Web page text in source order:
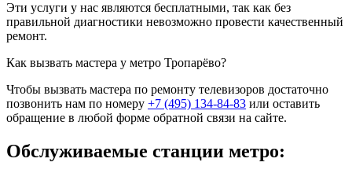
Эти услуги у нас являются бесплатными, так как без
правильной диагностики невозможно провести качественный
ремонт.
Как вызвать мастера у метро Тропарёво?
Чтобы вызвать мастера по ремонту телевизоров достаточно
позвонить нам по номеру +7 (495) 134-84-83 или оставить
обращение в любой форме обратной связи на сайте.
Обслуживаемые станции метро: